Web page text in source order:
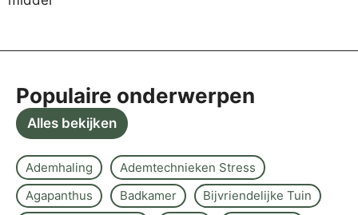
Populaire onderwerpen
Alles bekijken
Ademhaling
Ademtechnieken Stress
Agapanthus
Badkamer
Bijvriendelijke Tuin